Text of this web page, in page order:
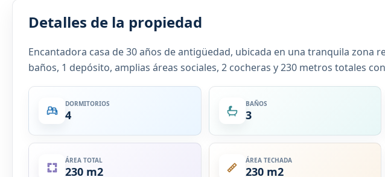
Detalles de la propiedad
Encantadora casa de 30 años de antigüedad, ubicada en una tranquila zona
baños, 1 depósito, amplias áreas sociales, 2 cocheras y 230 metros totales
DORMITORIOS
4
BAÑOS
3
ÁREA TOTAL
230 m2
ÁREA TECHADA
230 m2